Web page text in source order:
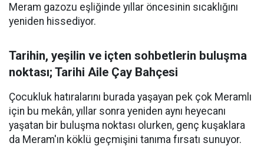
Meram gazozu eşliğinde yıllar öncesinin sıcaklığını
yeniden hissediyor.
Tarihin, yeşilin ve içten sohbetlerin buluşma
noktası; Tarihi Aile Çay Bahçesi
Çocukluk hatıralarını burada yaşayan pek çok Meramlı
için bu mekân, yıllar sonra yeniden aynı heyecanı
yaşatan bir buluşma noktası olurken, genç kuşaklara
da Meram'ın köklü geçmişini tanıma fırsatı sunuyor.